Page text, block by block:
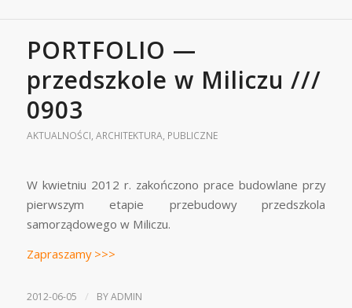
PORTFOLIO —
przedszkole w Miliczu ///
0903
AKTUALNOŚCI, ARCHITEKTURA, PUBLICZNE
W kwietniu 2012 r. zakończono prace budowlane przy
pierwszym etapie przebudowy przedszkola
samorządowego w Miliczu.
Zapraszamy >>>
2012-06-05 / BYADMIN